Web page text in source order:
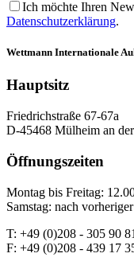
Ich möchte Ihren
Datenschutzerklärung.
Wettmann Internationale
Hauptsitz
Friedrichstraße 67-67a
D-45468 Mülheim an
Öffnungszeiten
Montag bis Freitag:
Samstag: nach
T: +49 (0)208 - 305 90 81
F: +49 (0)208 - 439 17